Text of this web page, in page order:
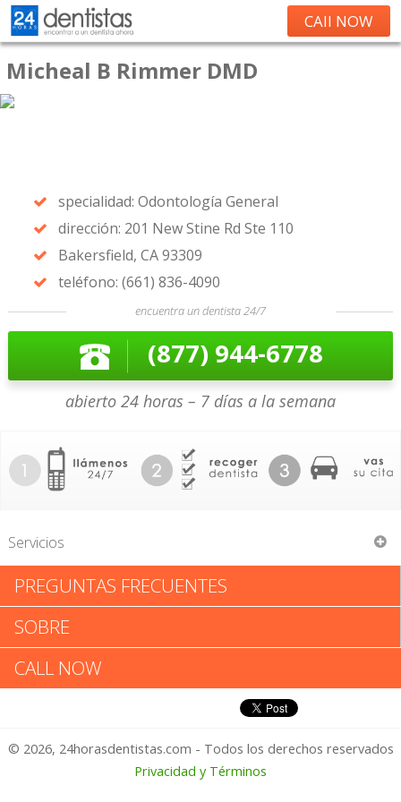
CAll NOW
Micheal B Rimmer DMD
specialidad: Odontología General
dirección: 201 New Stine Rd Ste 110
Bakersfield, CA 93309
teléfono: (661) 836-4090
encuentra un dentista 24/7
(877) 944-6778
abierto 24 horas – 7 días a la semana
Servicios
Micheal B Rimmer DMD
Micheal B Rimmer DMD:
Califica tu Experiencia
1 – No Feliz
PREGUNTAS FRECUENTES
SOBRE
CALL NOW
© 2026, 24horasdentistas.com - Todos los derechos reservados
Privacidad y Términos